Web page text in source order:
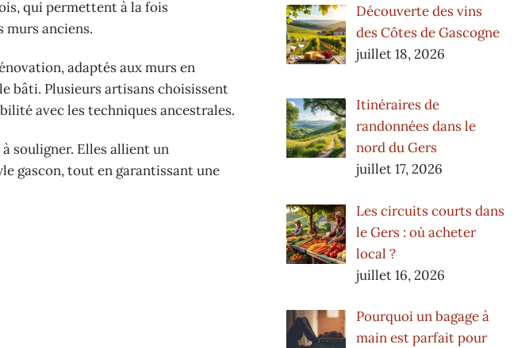
qui permettent à la fois
anciens.
adaptés aux murs en
bâti. Plusieurs artisans choisissent
avec les techniques ancestrales.
à souligner. Elles allient un
gascon, tout en garantissant une
Découverte des vins
des Côtes de Gascogne
juillet 18, 2026
Itinéraires de
randonnées dans le
nord du Gers
juillet 17, 2026
Les circuits courts dans
le Gers : où acheter
local ?
juillet 16, 2026
Pourquoi un bagage à
main est parfait pour